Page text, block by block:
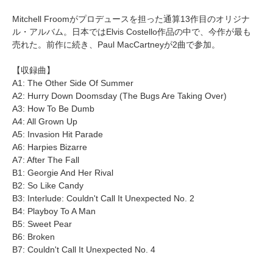
Mitchell Froomがプロデュースを担った通算13作目のオリジナ
ル・アルバム。日本ではElvis Costello作品の中で、今作が最も
売れた。前作に続き、Paul MacCartneyが2曲で参加。
【収録曲】
A1: The Other Side Of Summer
A2: Hurry Down Doomsday (The Bugs Are Taking Over)
A3: How To Be Dumb
A4: All Grown Up
A5: Invasion Hit Parade
A6: Harpies Bizarre
A7: After The Fall
B1: Georgie And Her Rival
B2: So Like Candy
B3: Interlude: Couldn't Call It Unexpected No. 2
B4: Playboy To A Man
B5: Sweet Pear
B6: Broken
B7: Couldn't Call It Unexpected No. 4